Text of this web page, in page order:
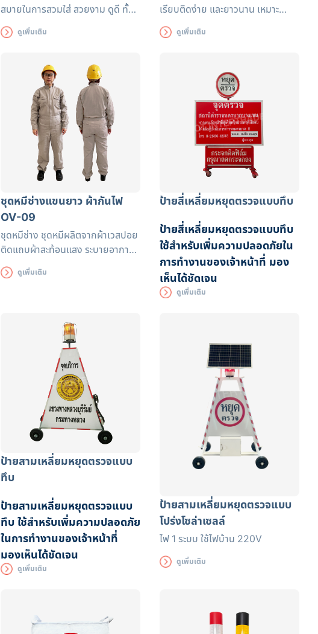
สบายในการสวมใส่ สวยงาม ดูดี ทั้ง
ยังระบายอากาศได้ดีระหว่างการสวม
ใส่หมวกนิรภัยรุ่นนี้อีกด้วย
ดูเพิ่มเติม
เรียบติดง่าย และยาวนาน เหมาะ
สำหรับติดเพื่อป้องกันอันตรายจาก
การลื่นดูเพิ่มเติม
ชุดหมีช่างแขนยาว ผ้ากันไฟ
OV-09
ชุดหมีช่าง ชุดหมีผลิตจากผ้าเวสปอย
ติดแถบผ้าสะท้อนแสง ระบายอากาศ
ได้ดีเหมาะกับงานที่เกี่ยวกับงานเจียร
งานเชื่อม
ดูเพิ่มเติม
ป้ายสี่เหลี่ยมหยุดตรวจแบบทึบ
ป้ายสี่เหลี่ยมหยุดตรวจแบบทึบ
ใช้สำหรับเพิ่มความปลอดภัยใน
การทำงานของเจ้าหน้าที่ มอง
เห็นได้ชัดเจน
ดูเพิ่มเติม
ป้ายสามเหลี่ยมหยุดตรวจแบบ
ทึบ
ป้ายสามเหลี่ยมหยุดตรวจแบบ
ทึบ ใช้สำหรับเพิ่มความปลอดภัย
ในการทำงานของเจ้าหน้าที่
มองเห็นได้ชัดเจน
ดูเพิ่มเติม
ป้ายสามเหลี่ยมหยุดตรวจแบบ
โปร่งโซล่าเซลล์
ไฟ 1 ระบบ ใช้ไฟบ้าน 220V
ดูเพิ่มเติม